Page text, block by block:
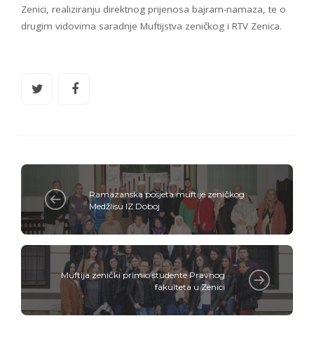
Zenici, realiziranju direktnog prijenosa bajram-namaza, te o
drugim vidovima saradnje Muftijstva zeničkog i RTV Zenica.
Ramazanska posjeta muftije zeničkog
Medžlisu IZ Doboj
Muftija zenički primio studente Pravnog
fakulteta u Zenici